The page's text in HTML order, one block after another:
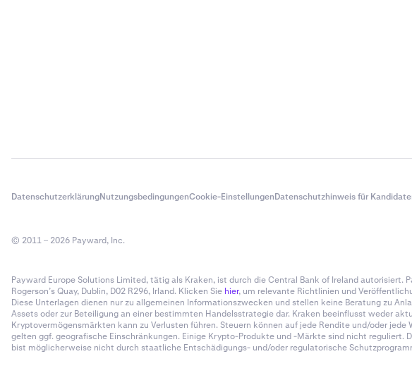
DatenschutzerklärungNutzungsbedingungenCookie-EinstellungenDatenschutzhinweis für
© 2011 – 2026 Payward, Inc.
Payward Europe Solutions Limited, tätig als Kraken, ist durch die Central Bank of Ireland autorisiert.
Rogerson’s Quay, Dublin, D02 R296, Irland. Klicken Sie hier, um relevante Richtlinien und
Diese Unterlagen dienen nur zu allgemeinen Informationszwecken und stellen keine Beratung zu
Assets oder zur Beteiligung an einer bestimmten Handelsstrategie dar. Kraken beeinflusst weder
Kryptovermögensmärkten kann zu Verlusten führen. Steuern können auf jede Rendite und/oder
gelten ggf. geografische Einschränkungen. Einige Krypto-Produkte und -Märkte sind nicht reguliert.
bist möglicherweise nicht durch staatliche Entschädigungs- und/oder regulatorische